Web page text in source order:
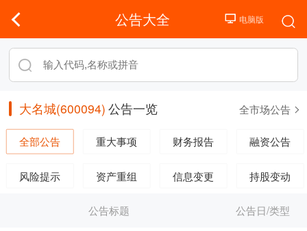
公告大全
大名城(600094) 公告一览 全市场公告
全部公告 重大事项 财务报告 融资公告
风险提示 资产重组 信息变更 持股变动
公告标题 公告日/类型